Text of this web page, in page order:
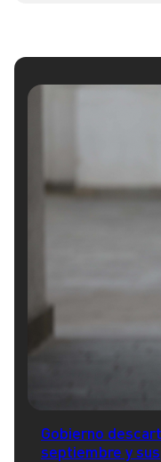
Gobierno
septiembre y